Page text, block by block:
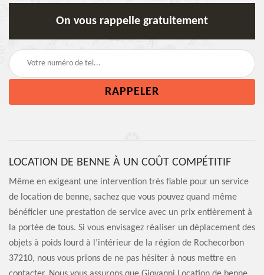
On vous rappelle gratuitement
LOCATION DE BENNE À UN COÛT COMPÉTITIF
Même en exigeant une intervention très fiable pour un service
de location de benne, sachez que vous pouvez quand même
bénéficier une prestation de service avec un prix entièrement à
la portée de tous. Si vous envisagez réaliser un déplacement des
objets à poids lourd à l’intérieur de la région de Rochecorbon
37210, nous vous prions de ne pas hésiter à nous mettre en